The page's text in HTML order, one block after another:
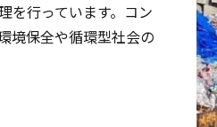
を行っています。コン
境保全や循環型社会の